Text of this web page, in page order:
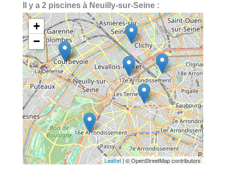
Il y a 2 piscines à Neuilly-sur-Seine :
+
−
Leaflet| © OpenStreetMap contributors